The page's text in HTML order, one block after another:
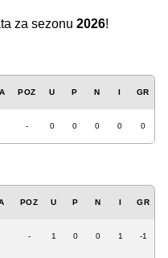
za sezonu 2026!
POZ U P N I GR
- 0 0 0 0 0
POZ U P N I GR
- 1 0 0 1 -1